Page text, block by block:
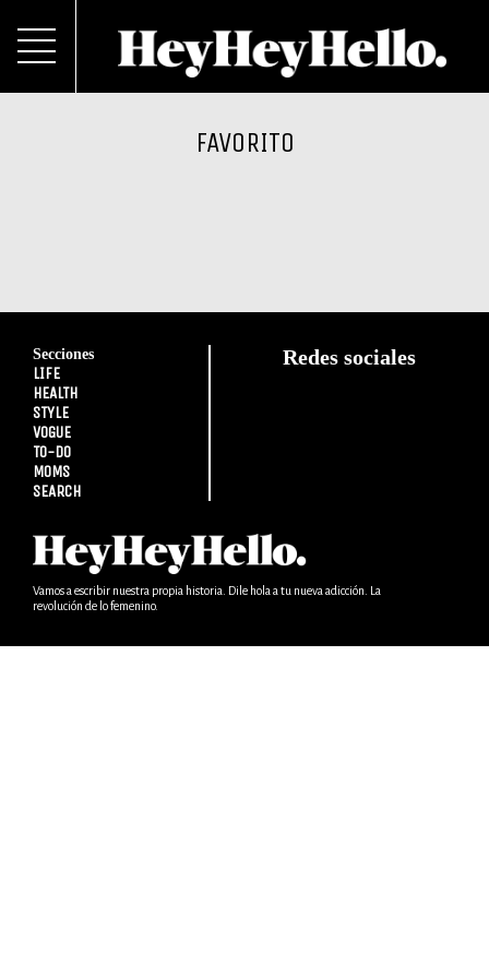
FAVORITO
Secciones
LIFE
HEALTH
STYLE
VOGUE
TO-DO
MOMS
SEARCH
Redes sociales
Vamos a escribir nuestra propia historia. Dile hola a tu nueva adicción. La
revolución de lo femenino.